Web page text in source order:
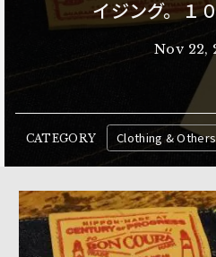
イジング。１
Nov 22,
CATEGORY Clothing & Others